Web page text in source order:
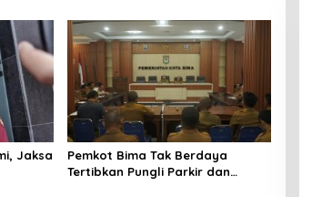
Hari
Jaksa
Pemkot Bima Tak Berdaya
Tertibkan Pungli Parkir dan